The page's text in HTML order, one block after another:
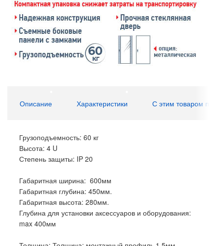
Описание Характеристики С этим товаром
Грузоподъемность: 60 кг
Высота: 4 U
Степень защиты: IP 20
Габаритная ширина: 600мм
Габаритная глубина: 450мм.
Габаритная высота: 280мм.
Глубина для установки аксессуаров и оборудования:
max 400мм